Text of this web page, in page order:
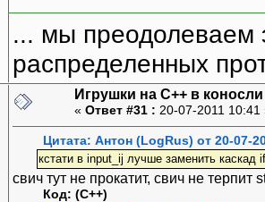
... мы преодолеваем
распределенных
Игрушки на С++ в коносли
« Ответ #31 : 20-07-2011
Цитата: Антон (LogRus) от 20-07-
кстати в input_ij лучше заменить каскад
свич тут не прокатит, свич не терпит
Код: (C++)